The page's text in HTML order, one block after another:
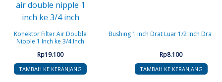
Konektor Filter Air Double
Nipple 1 Inch ke 3/4 Inch
Rp19.100
TAMBAH KE KERANJANG
Bushing 1 Inch Drat Luar 1/2 Inch Drat
Rp8.100
TAMBAH KE KERANJANG